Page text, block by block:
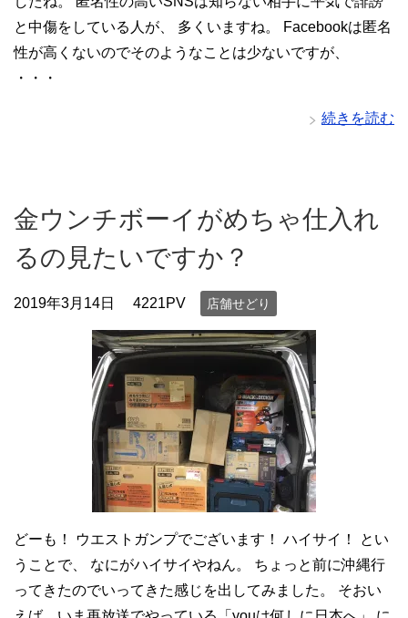
と中傷をしている人が、 多くいますね。 Facebookは匿名
性が高くないのでそのようなことは少ないですが、
・・・
続きを読む
金ウンチボーイがめちゃ仕入れ
るの見たいですか？
2019年3月14日 4221PV 店舗せどり
どーも！ ウエストガンプでございます！ ハイサイ！ とい
うことで、 なにがハイサイやねん。 ちょっと前に沖縄行
ってきたのでいってきた感じを出してみました。 そおい